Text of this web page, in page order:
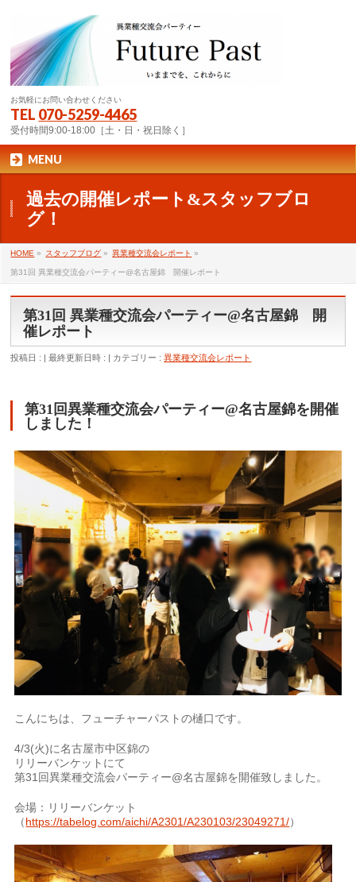
お気軽にお問い合わせください
TEL 070-5259-4465
受付時間9:00-18:00［土・日・祝日除く］
MENU
過去の開催レポート&スタッフブロ
グ！
HOME » スタッフブログ » 異業種交流会レポート »
第31回 異業種交流会パーティー@名古屋錦 開催レポート
第31回 異業種交流会パーティー@名古屋錦 開
催レポート
投稿日 : 最終更新日時 : カテゴリー :異業種交流会レポート
第31回異業種交流会パーティー@名古屋錦を開催
しました！
こんにちは、フューチャーパストの樋口です。
4/3(火)に名古屋市中区錦の
リリーバンケットにて
第31回異業種交流会パーティー@名古屋錦を開催致しました。
会場：リリーバンケット
（https://tabelog.com/aichi/A2301/A230103/23049271/）